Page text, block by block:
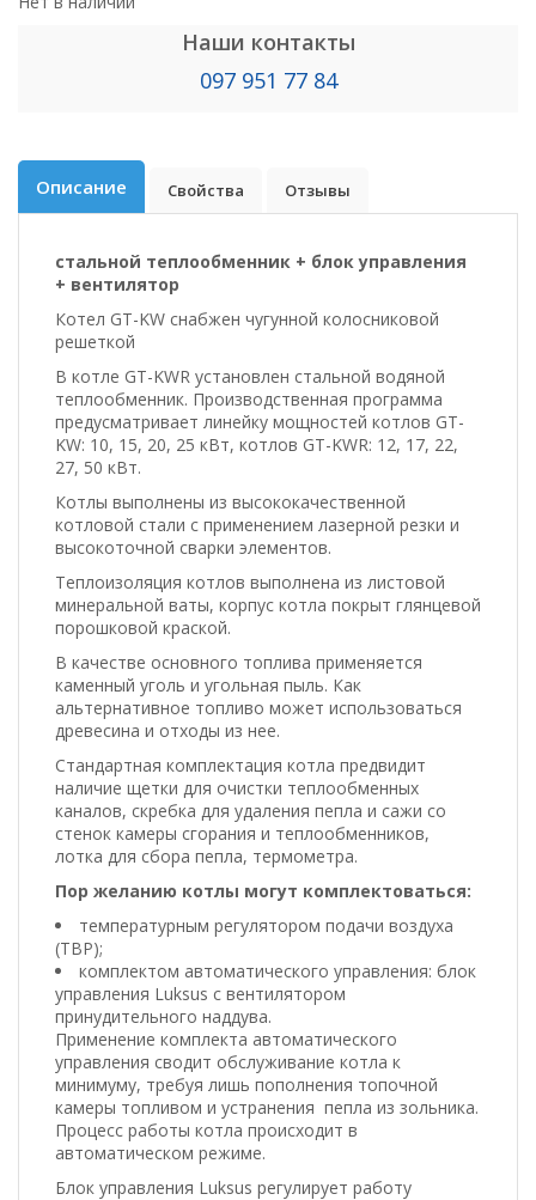
Наши контакты
097 951 77 84
Описание Свойства Отзывы
стальной теплообменник + блок управления
+ вентилятор
Котел GT-KW снабжен чугунной колосниковой
решеткой
В котле GT-KWR установлен стальной водяной
теплообменник. Производственная программа
предусматривает линейку мощностей котлов GT-
KW: 10, 15, 20, 25 кВт, котлов GT-KWR: 12, 17, 22,
27, 50 кВт.
Котлы выполнены из высококачественной
котловой стали с применением лазерной резки и
высокоточной сварки элементов.
Теплоизоляция котлов выполнена из листовой
минеральной ваты, корпус котла покрыт глянцевой
порошковой краской.
В качестве основного топлива применяется
каменный уголь и угольная пыль. Как
альтернативное топливо может использоваться
древесина и отходы из нее.
Стандартная комплектация котла предвидит
наличие щетки для очистки теплообменных
каналов, скребка для удаления пепла и сажи со
стенок камеры сгорания и теплообменников,
лотка для сбора пепла, термометра.
Пор желанию котлы могут комплектоваться:
температурным регулятором подачи воздуха
(ТВР);
комплектом автоматического управления: блок
управления Luksus с вентилятором
принудительного наддува.
Применение комплекта автоматического
управления сводит обслуживание котла к
минимуму, требуя лишь пополнения топочной
камеры топливом и устранения пепла из зольника.
Процесс работы котла происходит в
автоматическом режиме.
Блок управления Luksus регулирует работу